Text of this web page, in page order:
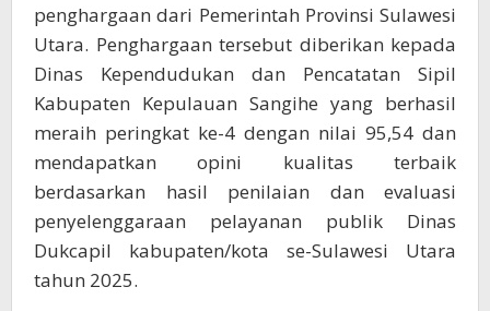
penghargaan dari Pemerintah Provinsi Sulawesi
Utara. Penghargaan tersebut diberikan kepada
Dinas Kependudukan dan Pencatatan Sipil
Kabupaten Kepulauan Sangihe yang berhasil
meraih peringkat ke-4 dengan nilai 95,54 dan
mendapatkan opini kualitas terbaik
berdasarkan hasil penilaian dan evaluasi
penyelenggaraan pelayanan publik Dinas
Dukcapil kabupaten/kota se-Sulawesi Utara
tahun 2025.